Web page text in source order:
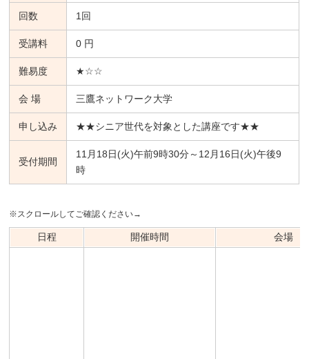
回数 1回
受講料 0 円
難易度 ★☆☆
会 場 三鷹ネットワーク大学
申し込み ★★シニア世代を対象とした講座です★★
受付期間
11月18日(火)午前9時30分～12月16日(火)午後9
時
※スクロールしてご確認ください→
日程 開催時間 会場